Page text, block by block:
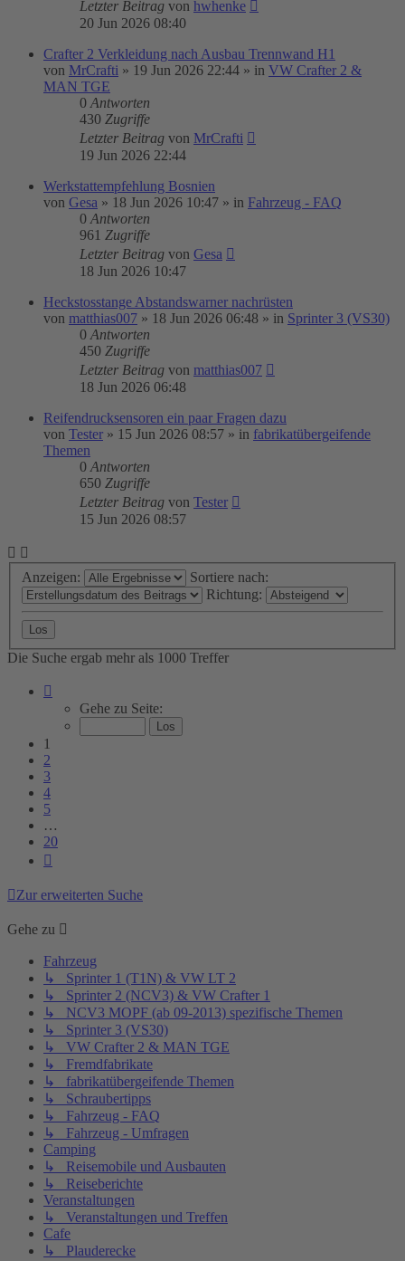
Letzter Beitrag von hwhenke
20 Jun 2026 08:40
Crafter 2 Verkleidung nach Ausbau Trennwand H1
von MrCrafti » 19 Jun 2026 22:44 » in VW Crafter 2 &
MAN TGE
0 Antworten
430 Zugriffe
Letzter Beitrag von MrCrafti
19 Jun 2026 22:44
Werkstattempfehlung Bosnien
von Gesa » 18 Jun 2026 10:47 » in Fahrzeug - FAQ
0 Antworten
961 Zugriffe
Letzter Beitrag von Gesa
18 Jun 2026 10:47
Heckstosstange Abstandswarner nachrüsten
von matthias007 » 18 Jun 2026 06:48 » in Sprinter 3 (VS30)
0 Antworten
450 Zugriffe
Letzter Beitrag von matthias007
18 Jun 2026 06:48
Reifendrucksensoren ein paar Fragen dazu
von Tester » 15 Jun 2026 08:57 » in fabrikatübergeifende
Themen
0 Antworten
650 Zugriffe
Letzter Beitrag von Tester
15 Jun 2026 08:57
Anzeigen:
Sortiere nach:
Richtung:
Die Suche ergab mehr als 1000 Treffer
von
Gehe zu Seite:
1
2
3
4
5
…
20
Zur erweiterten Suche
Gehe zu
Fahrzeug
↳ Sprinter 1 (T1N) & VW LT 2
↳ Sprinter 2 (NCV3) & VW Crafter 1
↳ NCV3 MOPF (ab 09-2013) spezifische Themen
↳ Sprinter 3 (VS30)
↳ VW Crafter 2 & MAN TGE
↳ Fremdfabrikate
↳ fabrikatübergeifende Themen
↳ Schraubertipps
↳ Fahrzeug - FAQ
↳ Fahrzeug - Umfragen
Camping
↳ Reisemobile und Ausbauten
↳ Reiseberichte
Veranstaltungen
↳ Veranstaltungen und Treffen
Cafe
↳ Plauderecke